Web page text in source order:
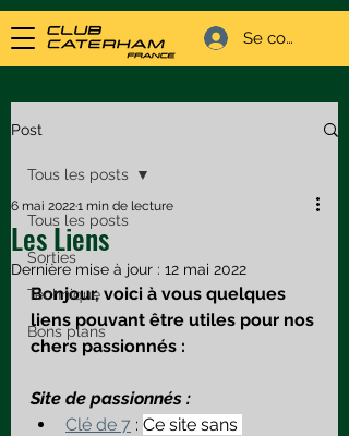
Se connecter
Post
Tous les posts
Sorties
Technique
Bons plans
Tous les posts
Les Liens
6 mai 20221 min de lecture
Dernière mise à jour : 12 mai 2022
Bonjour, voici à vous quelques
liens pouvant être utiles pour nos
chers passionnés :
Site de passionnés :
Clé de 7 : Ce site sans